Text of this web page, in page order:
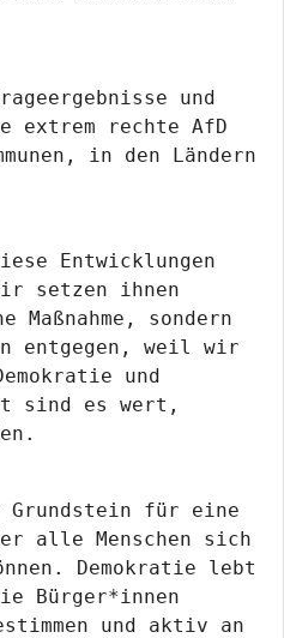
und
extrem rechte AfD
in den Ländern
Entwicklungen
setzen ihnen
Maßnahme, sondern
entgegen, weil wir
und
sind es wert,
Grundstein für eine
alle Menschen sich
Demokratie lebt
Bürger*innen
und aktiv an